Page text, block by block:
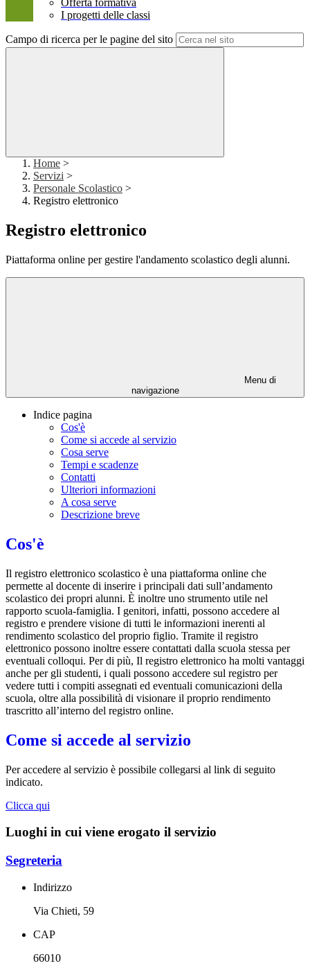
Offerta formativa
I progetti delle classi
Campo di ricerca per le pagine del sito
Home >
Servizi >
Personale Scolastico >
Registro elettronico
Registro elettronico
Piattaforma online per gestire l'andamento scolastico degli alunni.
Menu di
navigazione
Indice pagina
Cos'è
Come si accede al servizio
Cosa serve
Tempi e scadenze
Contatti
Ulteriori informazioni
A cosa serve
Descrizione breve
Cos'è
Il registro elettronico scolastico è una piattaforma online che
permette al docente di inserire i principali dati sull’andamento
scolastico dei propri alunni. È inoltre uno strumento utile nel
rapporto scuola-famiglia. I genitori, infatti, possono accedere al
registro e prendere visione di tutti le informazioni inerenti al
rendimento scolastico del proprio figlio. Tramite il registro
elettronico possono inoltre essere contattati dalla scuola stessa per
eventuali colloqui. Per di più, Il registro elettronico ha molti vantaggi
anche per gli studenti, i quali possono accedere sul registro per
vedere tutti i compiti assegnati ed eventuali comunicazioni della
scuola, oltre alla possibilità di visionare il proprio rendimento
trascritto all’interno del registro online.
Come si accede al servizio
Per accedere al servizio è possibile collegarsi al link di seguito
indicato.
Clicca qui
Luoghi in cui viene erogato il servizio
Segreteria
Indirizzo
Via Chieti, 59
CAP
66010